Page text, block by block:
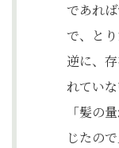
であれ
で、と
逆に、
れてい
「髪の
じたの